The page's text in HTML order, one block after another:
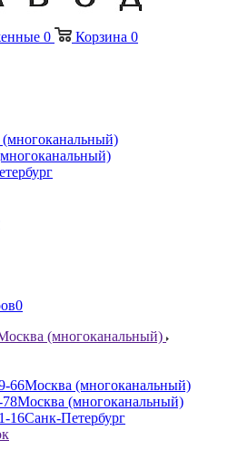
0 Корзина 0
0
(многоканальный)
66Москва (многоканальный)
Москва (многоканальный)
16Санк-Петербург